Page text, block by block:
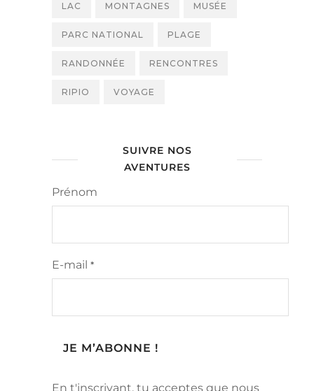
LAC MONTAGNES MUSÉE
PARC NATIONAL PLAGE
RANDONNÉE RENCONTRES
RIPIO VOYAGE
SUIVRE NOS
AVENTURES
Prénom
E-mail *
En t'inscrivant, tu acceptes que nous